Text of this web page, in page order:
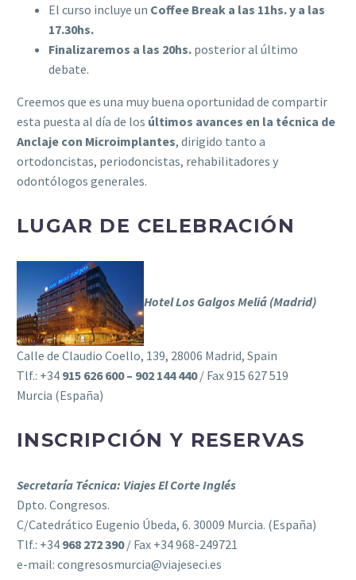
El curso incluye un Coffee Break a las 11hs. y a las
17.30hs.
Finalizaremos a las 20hs. posterior al último
debate.
Creemos que es una muy buena oportunidad de compartir
esta puesta al día de los últimos avances en la técnica de
Anclaje con Microimplantes, dirigido tanto a
ortodoncistas, periodoncistas, rehabilitadores y
odontólogos generales.
LUGAR DE CELEBRACIÓN
Hotel Los Galgos Meliá (Madrid)
Calle de Claudio Coello, 139, 28006 Madrid, Spain
Tlf.: +34 915 626 600‎ – 902 144 440‎/ Fax 915 627 519‎
Murcia (España)
INSCRIPCIÓN Y RESERVAS
Secretaría Técnica: Viajes El Corte Inglés
Dpto. Congresos.
C/Catedrático Eugenio Úbeda, 6. 30009 Murcia. (España)
Tlf.: +34 968 272 390/ Fax +34 968-249721
e-mail: congresosmurcia@viajeseci.es